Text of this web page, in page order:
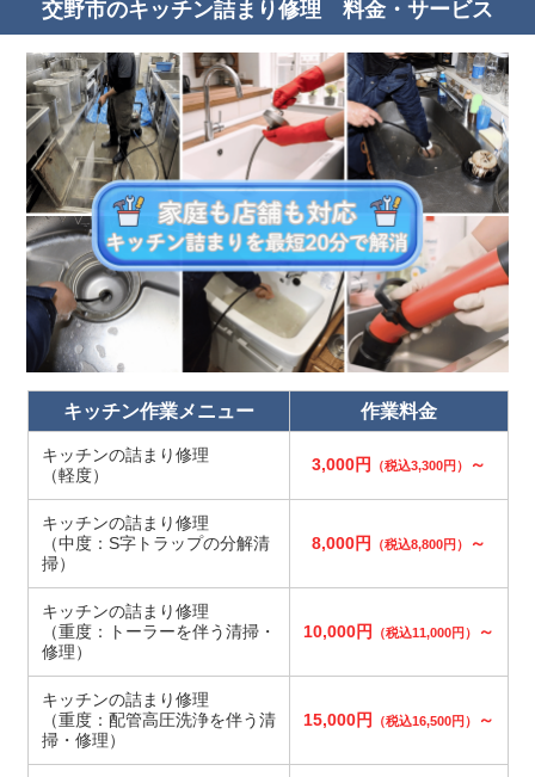
交野市のキッチン詰まり修理 料金・サービス
キッチン作業メニュー 作業料金
キッチンの詰まり修理
（軽度）
3,000円 （税込3,300円） ～
キッチンの詰まり修理
（中度：S字トラップの分解清
掃）
8,000円 （税込8,800円） ～
キッチンの詰まり修理
（重度：トーラーを伴う清掃・
修理）
10,000円 （税込11,000円） ～
キッチンの詰まり修理
（重度：配管高圧洗浄を伴う清
掃・修理）
15,000円 （税込16,500円） ～